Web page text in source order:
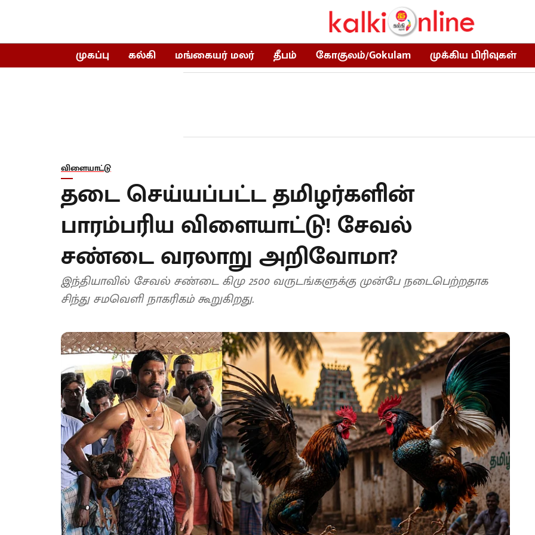
முகப்பு கல்கி மங்கையர் மலர் தீபம் கோகுலம்/Gokulam முக்கிய பிரிவுகள்
விளையாட்டு
தடை செய்யப்பட்ட தமிழர்களின்
பாரம்பரிய விளையாட்டு! சேவல்
சண்டை வரலாறு அறிவோமா?
இந்தியாவில் சேவல் சண்டை கிமு 2500 வருடங்களுக்கு முன்பே நடைபெற்றதாக
சிந்து சமவெளி நாகரிகம் கூறுகிறது.